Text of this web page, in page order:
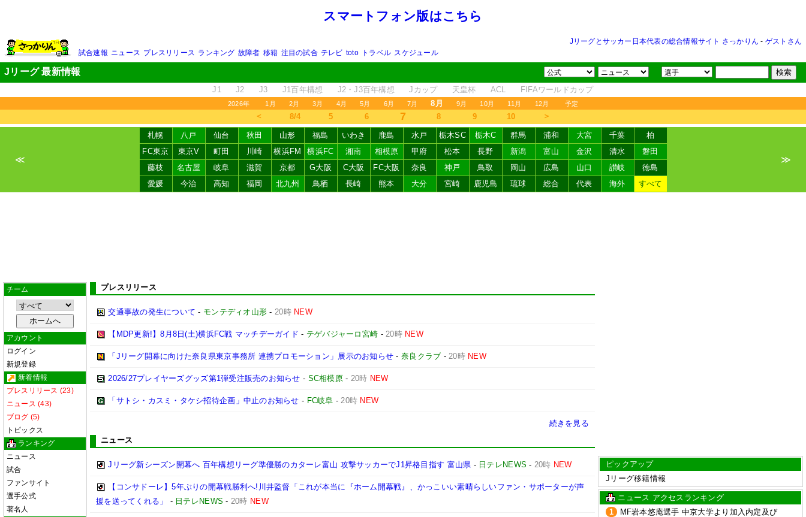
スマートフォン版はこちら
Jリーグとサッカー日本代表の総合情報サイト さっかりん - ゲストさん
試合速報 ニュース プレスリリース ランキング 故障者 移籍 注目の試合 テレビ toto トラベル スケジュール
Jリーグ 最新情報
J1 J2 J3 J1百年構想 J2・J3百年構想 Jカップ 天皇杯 ACL FIFAワールドカップ
2026年 1月 2月 3月 4月 5月 6月 7月 8月 9月 10月 11月 12月 予定
＜ 8/4 5 6 7 8 9 10 ＞
≪
札幌 八戸 仙台 秋田 山形 福島 いわき 鹿島 水戸 栃木SC 栃木C 群馬 浦和 大宮 千葉
柏
FC東京
東京V 町田 川崎 横浜FM 横浜FC 湘南 相模原 甲府 松本 長野 新潟 富山 金沢 清水
磐田
藤枝
名古屋 岐阜 滋賀 京都 G大阪 C大阪 FC大阪 奈良 神戸 鳥取 岡山 広島 山口 讃岐
徳島
愛媛
今治 高知 福岡 北九州 鳥栖 長崎 熊本 大分 宮崎 鹿児島 琉球 総合 代表 海外 すべて
≫
チーム
アカウント
ログイン
新規登録
新着情報
プレスリリース (23)
ニュース (43)
ブログ (5)
トピックス
ランキング
ニュース
試合
ファンサイト
選手公式
著名人
プレスリリース
交通事故の発生について - モンテディオ山形 - 20時 NEW
【MDP更新!】8月8日(土)横浜FC戦 マッチデーガイド - テゲバジャーロ宮崎 -20時 NEW
「Jリーグ開幕に向けた奈良県東京事務所 連携プロモーション」展示のお知らせ - 奈良クラブ -20時 NEW
2026/27プレイヤーズグッズ第1弾受注販売のお知らせ - SC相模原- 20時 NEW
「サトシ・カスミ・タケシ招待企画」中止のお知らせ - FC岐阜 -20時 NEW
続きを見る
ニュース
Jリーグ新シーズン開幕へ 百年構想リーグ準優勝のカターレ富山 攻撃サッカーでJ1昇格目指す 富山県 - 日テレNEWS - 20時 NEW
【コンサドーレ】5年ぶりの開幕戦勝利へ!川井監督「これが本当に『ホーム開幕戦』、かっこいい素晴らしいファン・サポーターが声
援を送ってくれる」
- 日テレNEWS - 20時 NEW
ピックアップ
Jリーグ移籍情報
ニュース アクセスランキング
1
MF岩本悠庵選手 中京大学より加入内定及び